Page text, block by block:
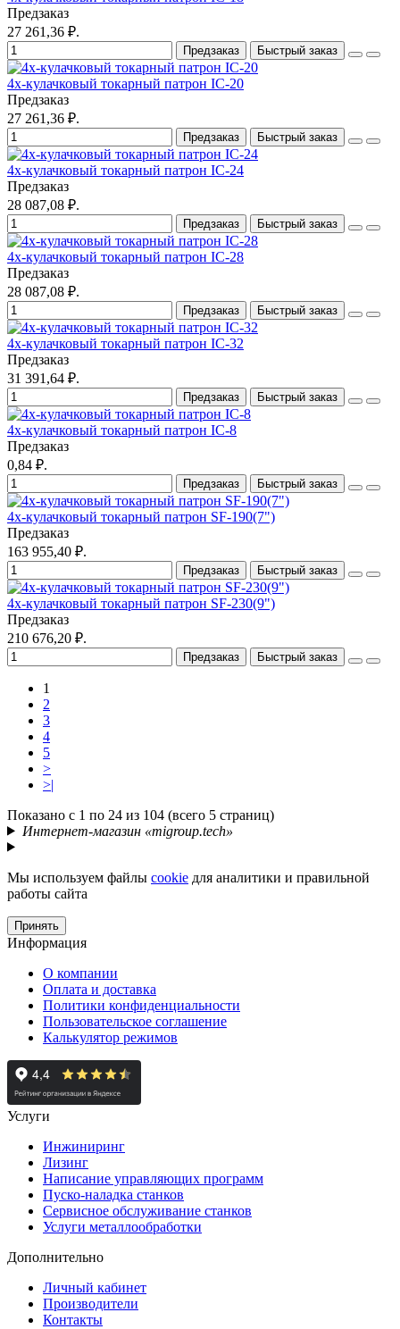
Предзаказ
27 261,36 ₽.
Предзаказ Быстрый заказ
4х-кулачковый токарный патрон IC-20
Предзаказ
27 261,36 ₽.
Предзаказ Быстрый заказ
4х-кулачковый токарный патрон IC-24
Предзаказ
28 087,08 ₽.
Предзаказ Быстрый заказ
4х-кулачковый токарный патрон IC-28
Предзаказ
28 087,08 ₽.
Предзаказ Быстрый заказ
4х-кулачковый токарный патрон IC-32
Предзаказ
31 391,64 ₽.
Предзаказ Быстрый заказ
4х-кулачковый токарный патрон IC-8
Предзаказ
0,84 ₽.
Предзаказ Быстрый заказ
4х-кулачковый токарный патрон SF-190(7")
Предзаказ
163 955,40 ₽.
Предзаказ Быстрый заказ
4х-кулачковый токарный патрон SF-230(9")
Предзаказ
210 676,20 ₽.
Предзаказ Быстрый заказ
1
2
3
4
5
>
>|
Показано с 1 по 24 из 104 (всего 5 страниц)
Интернет-магазин «migroup.tech»
Мы используем файлы cookie для аналитики и правильной
работы сайта
Принять
Информация
О компании
Оплата и доставка
Политики конфиденциальности
Пользовательское соглашение
Калькулятор режимов
Услуги
Инжиниринг
Лизинг
Написание управляющих программ
Пуско-наладка станков
Сервисное обслуживание станков
Услуги металлообработки
Дополнительно
Личный кабинет
Производители
Контакты